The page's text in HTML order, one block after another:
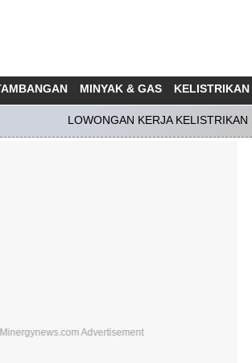
MINYAK & GAS KELISTRIKAN
LOWONGAN KERJA KELISTRIKAN